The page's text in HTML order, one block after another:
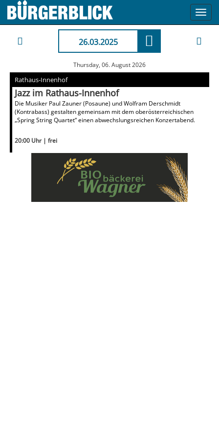
26.03.2025
Thursday, 06. August 2026
Rathaus-Innenhof
Jazz im Rathaus-Innenhof
Die Musiker Paul Zauner (Posaune) und Wolfram Derschmidt
(Kontrabass) gestalten gemeinsam mit dem oberösterreichischen
„Spring String Quartet“ einen abwechslungsreichen Konzertabend.
20:00 Uhr | frei